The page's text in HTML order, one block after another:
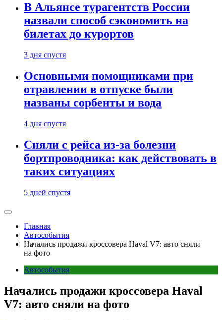
В Альянсе турагентств России
назвали способ сэкономить на
билетах до курортов
3 дня спустя
Основными помощниками при
отравлении в отпуске были
названы сорбенты и вода
4 дня спустя
Сняли с рейса из-за болезни
бортпроводника: как действовать в
таких ситуациях
5 дней спустя
Главная
Автособытия
Начались продажи кроссовера Haval V7: авто сняли
на фото
Автособытия
Начались продажи кроссовера Haval
V7: авто сняли на фото